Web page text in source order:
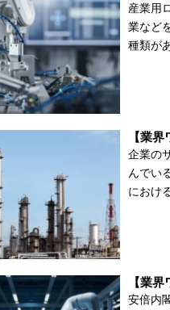
産業用
業など
種類が
企業の
んでい
におけ
【業
安倍内
【業